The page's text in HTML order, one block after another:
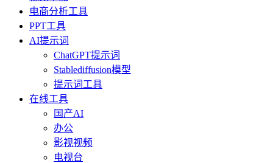
电商分析工具
PPT工具
AI提示词
ChatGPT提示词
Stablediffusion模型
提示词工具
在线工具
国产AI
办公
影视视频
电视台